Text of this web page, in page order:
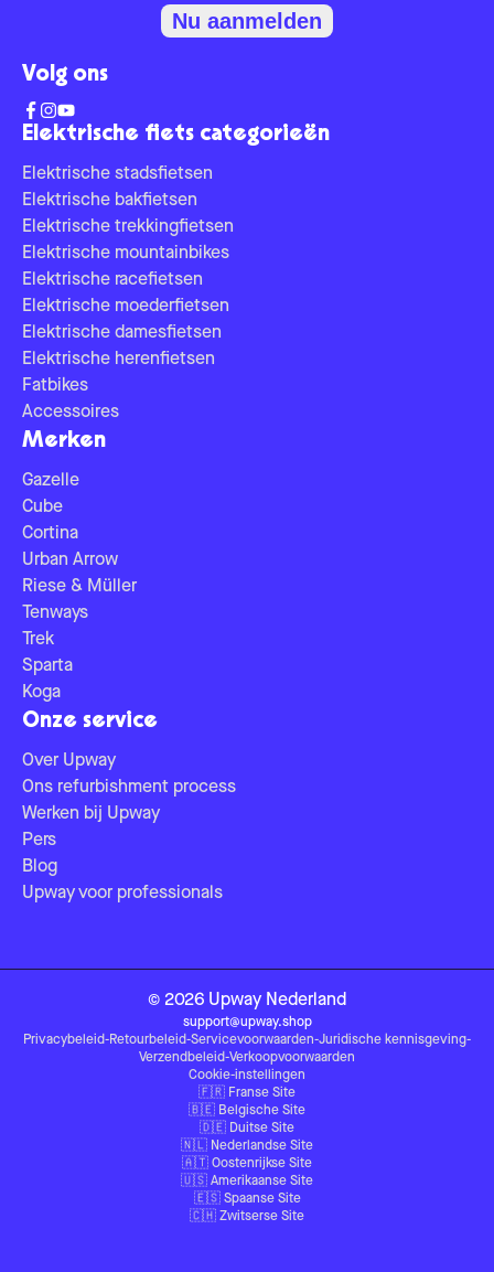
Elektrische fiets categorieën
Elektrische stadsfietsen
Elektrische bakfietsen
Elektrische trekkingfietsen
Elektrische mountainbikes
Elektrische racefietsen
Elektrische moederfietsen
Elektrische damesfietsen
Elektrische herenfietsen
Fatbikes
Accessoires
Merken
Gazelle
Cube
Cortina
Urban Arrow
Riese & Müller
Tenways
Trek
Sparta
Koga
Onze service
Over Upway
Ons refurbishment process
Werken bij Upway
Pers
Blog
Upway voor professionals
Nu aanmelden
Volg ons
© 2026 Upway Nederland
support@upway.shop
Privacybeleid-Retourbeleid-Servicevoorwaarden-Juridische kennisgeving-
Verzendbeleid-Verkoopvoorwaarden
Cookie-instellingen
🇫🇷 Franse Site
🇧🇪 Belgische Site
🇩🇪 Duitse Site
🇳🇱 Nederlandse Site
🇦🇹 Oostenrijkse Site
🇺🇸 Amerikaanse Site
🇪🇸 Spaanse Site
🇨🇭 Zwitserse Site